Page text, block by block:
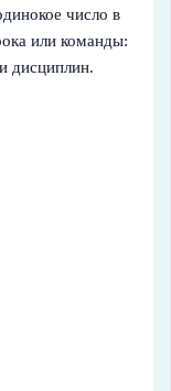
число в
или команды:
дисциплин.